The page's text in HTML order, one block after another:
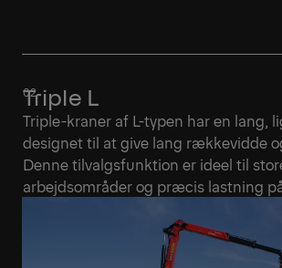
Triple L
Triple-kraner af L-typen har en lang,
designet til at give lang rækkevidde
Denne tilvalgsfunktion er ideel til
arbejdsområder og præcis lastning